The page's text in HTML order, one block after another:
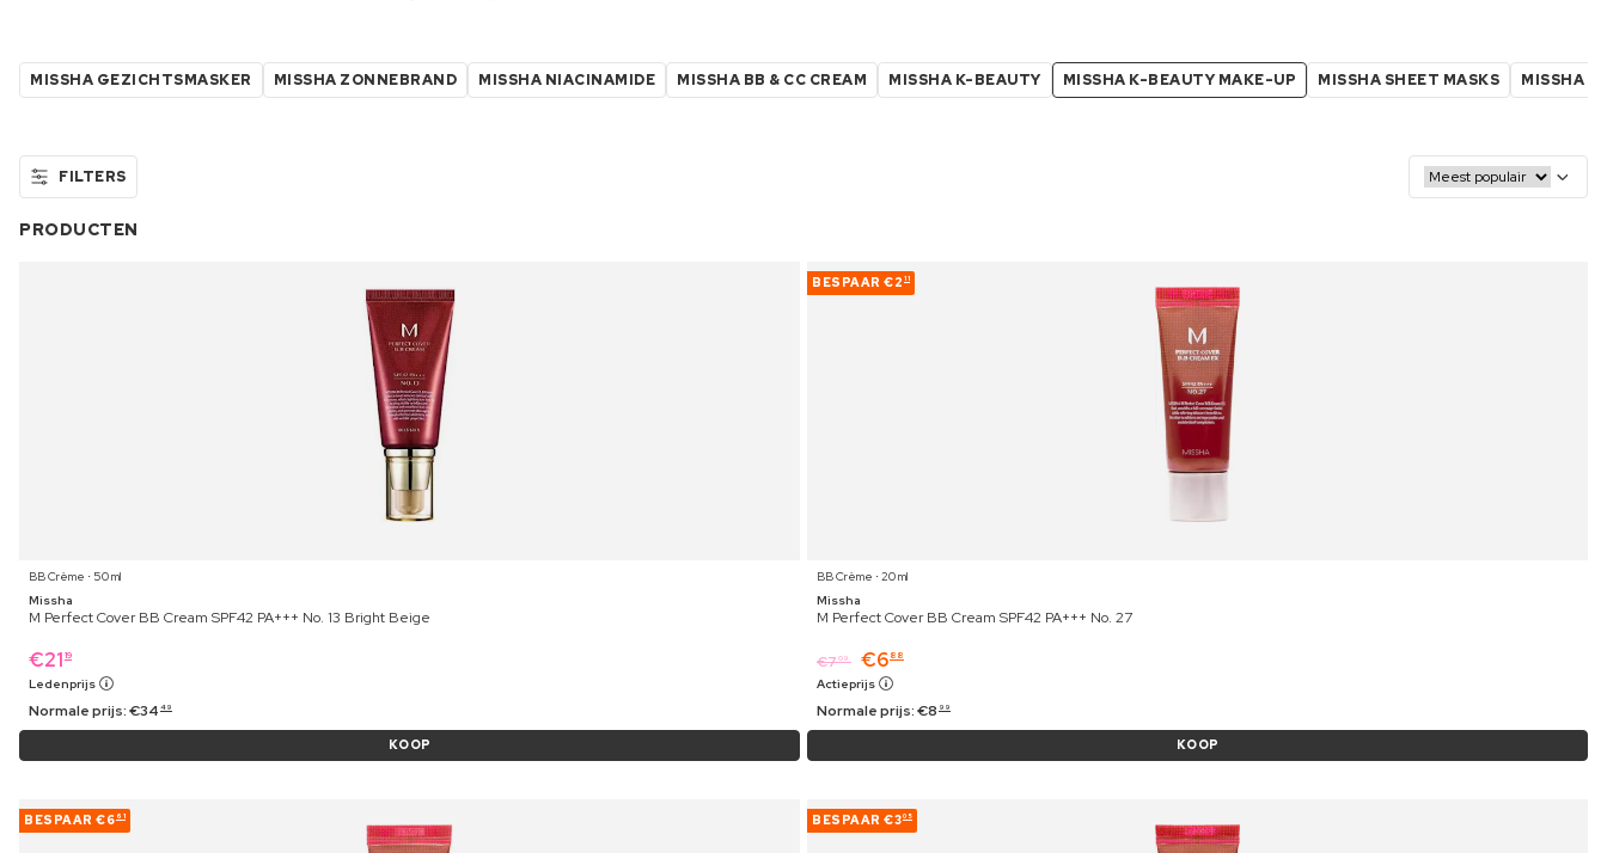
MISSHA GEZICHTSMASKER MISSHA ZONNEBRAND MISSHA NIACINAMIDE MISSHA BB & CC CREAM MISSHA K-BEAUTY MISSHA K-BEAUTY MAKE-UP MISSHA SHEET MASKS MISSHA
FILTERS
PRODUCTEN
BB Crème ⋅ 50 ml
Missha
M Perfect Cover BB Cream SPF42 PA+++ No. 13 Bright Beige
€21 19
Ledenprijs
Normale prijs:€34 49
KOOP
BESPAAR €2 11
BB Crème ⋅ 20 ml
Missha
M Perfect Cover BB Cream SPF42 PA+++ No. 27
€709 €6 88
Actieprijs
Normale prijs:€8 99
KOOP
BESPAAR €6 61 BESPAAR €305